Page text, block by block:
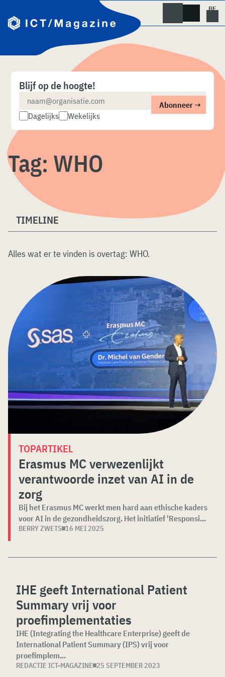
naar
content
Blijf op de hoogte!
Dagelijks Wekelijks
Tag: WHO
TIMELINE
Alles wat er te vinden is overtag: WHO.
TOPARTIKEL
Erasmus MC verwezenlijkt
verantwoorde inzet van AI in de
zorg
Bij het Erasmus MC werkt men hard aan ethische kaders
voor AI in de gezondheidszorg. Het initiatief 'Responsi...
BERRY ZWETS 16 MEI 2025
IHE geeft International Patient
Summary vrij voor
proefimplementaties
IHE (Integrating the Healthcare Enterprise) geeft de
International Patient Summary (IPS) vrij voor
proefimplem...
REDACTIE ICT-MAGAZINE 25 SEPTEMBER 2023